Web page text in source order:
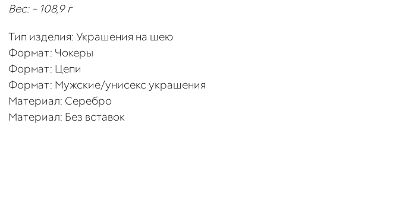
Вес: ~ 108,9 г
Тип изделия: Украшения на шею
Формат: Чокеры
Формат: Цепи
Формат: Мужские/унисекс украшения
Материал: Серебро
Материал: Без вставок